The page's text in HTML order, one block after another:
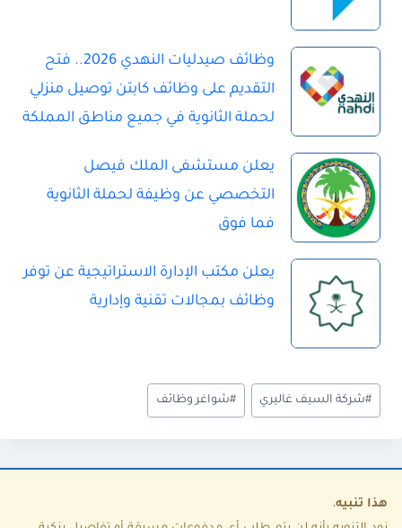
وظائف صيدليات النهدي 2026.. فتح
التقديم على وظائف كابتن توصيل منزلي
لحملة الثانوية في جميع مناطق المملكة
يعلن مستشفى الملك فيصل
التخصصي عن وظيفة لحملة الثانوية
فما فوق
يعلن مكتب الإدارة الاستراتيجية عن توفر
وظائف بمجالات تقنية وإدارية
و
س
ا
#شركة السيف غاليري #شواغر وظائف
هذا تنبيه،